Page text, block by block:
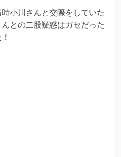
小川さんと交際をしていた
との二股疑惑はガセだった